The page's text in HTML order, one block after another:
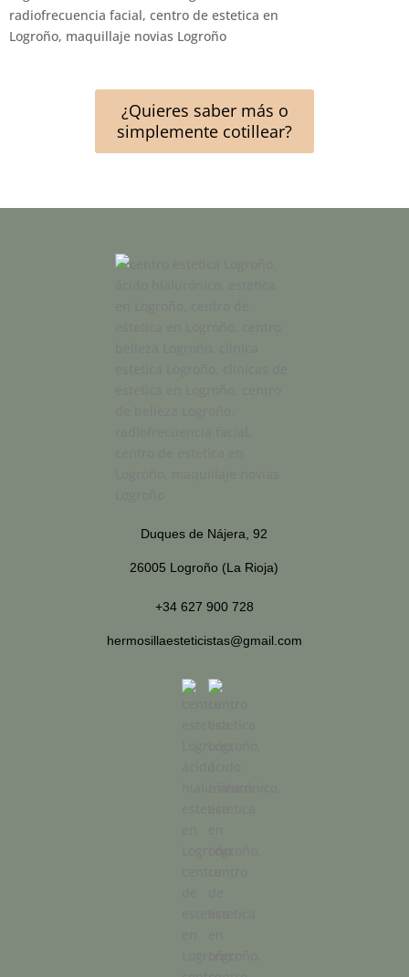
¿Quieres saber más o
simplemente cotillear?
Duques de Nájera, 92
26005 Logroño (La Rioja)
+34 627 900 728
hermosillaesteticistas@gmail.com